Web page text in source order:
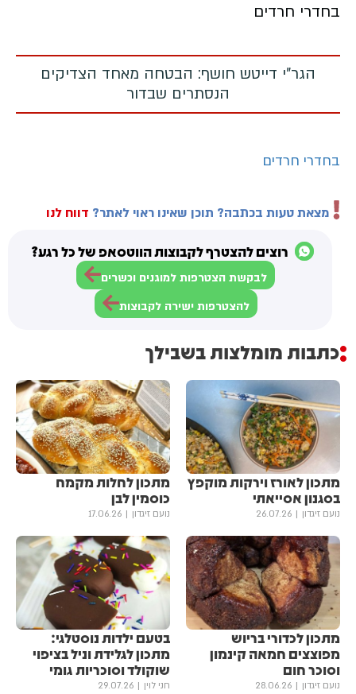
בחדרי חרדים
הגר"י דייטש חושף: הבטחה מאחד הצדיקים
הנסתרים שבדור
בחדרי חרדים
מצאת טעות בכתבה? תוכן שאינו ראוי לאתר? דווח לנו
רוצים להצטרף לקבוצות הווטסאפ של כל רגע?
לבקשת הצטרפות למוגנים וכשרים
להצטרפות ישירה לקבוצות
כתבות מומלצות בשבילך
מתכון לאורז וירקות מוקפץ
בסגנון אסייאתי
נועם זיגדון 26.07.26
מתכון לחלות מקמח
כוסמין לבן
נועם זיגדון 17.06.26
מתכון לכדורי בריוש
מפוצצים חמאה קינמון
וסוכר חום
נועם זיגדון 28.06.26
בטעם ילדות נוסטלגי:
מתכון לגלידת וניל בציפוי
שוקולד וסוכריות גומי
חני לוין 29.07.26